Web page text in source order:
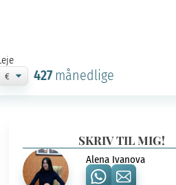
427månedlige
SKRIV TIL MIG!
Alena Ivanova